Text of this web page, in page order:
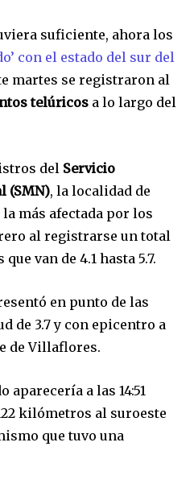
suficiente, ahora los
con el estado del sur del
martes se registraron al
telúricos a lo largo del
del Servicio
(SMN), la localidad de
más afectada por los
al registrarse un total
van de 4.1 hasta 5.7.
en punto de las
de 3.7 y con epicentro a
de Villaflores.
aparecería a las 14:51
kilómetros al suroeste
que tuvo una